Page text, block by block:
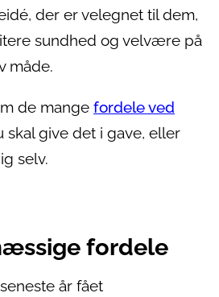
der er velegnet til dem,
sundhed og velvære på
måde.
de mange fordele ved
skal give det i gave, eller
selv.
fordele
år fået